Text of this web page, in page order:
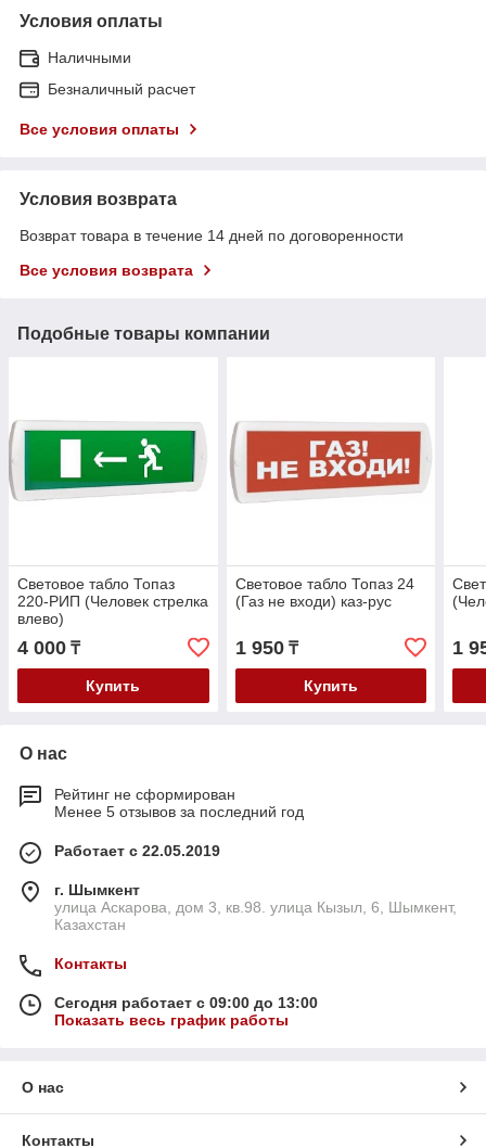
Условия оплаты
Наличными
Безналичный расчет
Все условия оплаты
Условия возврата
Возврат товара в течение 14 дней по договоренности
Все условия возврата
Подобные товары компании
Световое табло Топаз
220-РИП (Человек стрелка
влево)
4 000 ₸
Купить
Световое табло Топаз 24
(Газ не входи) каз-рус
1 950₸
Купить
1
О нас
Рейтинг не сформирован
Менее 5 отзывов за последний год
Работает с 22.05.2019
г. Шымкент
улица Аскарова, дом 3, кв.98. улица Кызыл, 6, Шымкент,
Казахстан
Контакты
Сегодня работает с 09:00 до 13:00
Показать весь график работы
О нас
Контакты